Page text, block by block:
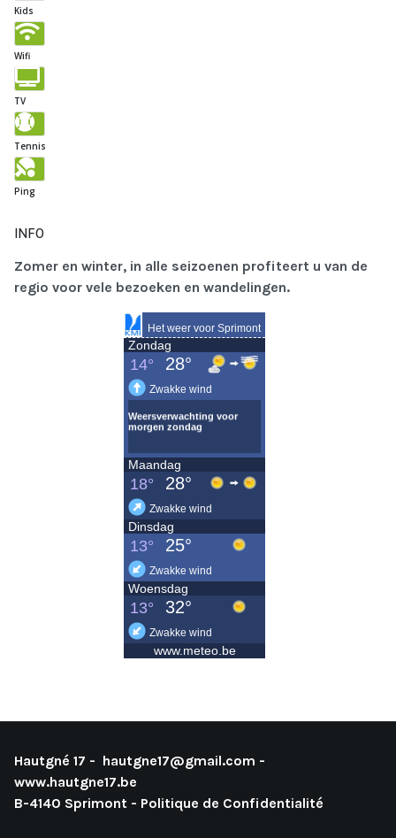
Kids
Wifi
TV
Tennis
Ping
INFO
Zomer en winter, in alle seizoenen profiteert u van de
regio voor vele bezoeken en wandelingen.
Hautgné 17 - hautgne17@gmail.com -
www.hautgne17.be
B-4140 Sprimont - Politique de Confidentialité